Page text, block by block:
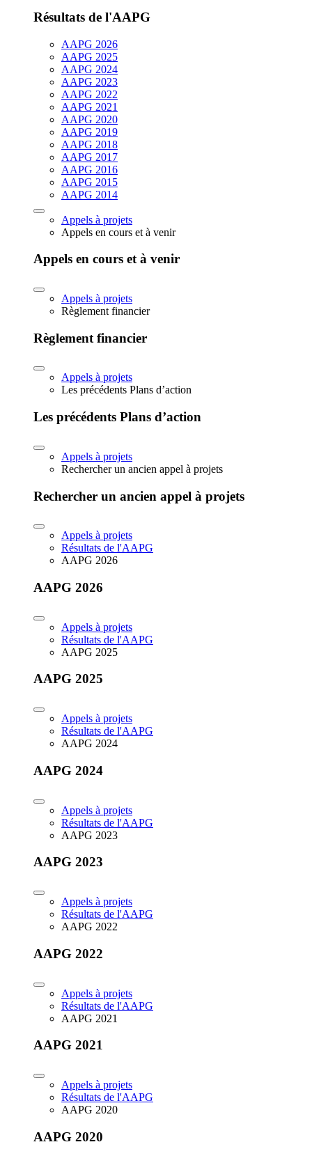
Résultats de l'AAPG
AAPG 2026
AAPG 2025
AAPG 2024
AAPG 2023
AAPG 2022
AAPG 2021
AAPG 2020
AAPG 2019
AAPG 2018
AAPG 2017
AAPG 2016
AAPG 2015
AAPG 2014
Appels à projets
Appels en cours et à venir
Appels en cours et à venir
Appels à projets
Règlement financier
Règlement financier
Appels à projets
Les précédents Plans d’action
Les précédents Plans d’action
Appels à projets
Rechercher un ancien appel à projets
Rechercher un ancien appel à projets
Appels à projets
Résultats de l'AAPG
AAPG 2026
AAPG 2026
Appels à projets
Résultats de l'AAPG
AAPG 2025
AAPG 2025
Appels à projets
Résultats de l'AAPG
AAPG 2024
AAPG 2024
Appels à projets
Résultats de l'AAPG
AAPG 2023
AAPG 2023
Appels à projets
Résultats de l'AAPG
AAPG 2022
AAPG 2022
Appels à projets
Résultats de l'AAPG
AAPG 2021
AAPG 2021
Appels à projets
Résultats de l'AAPG
AAPG 2020
AAPG 2020